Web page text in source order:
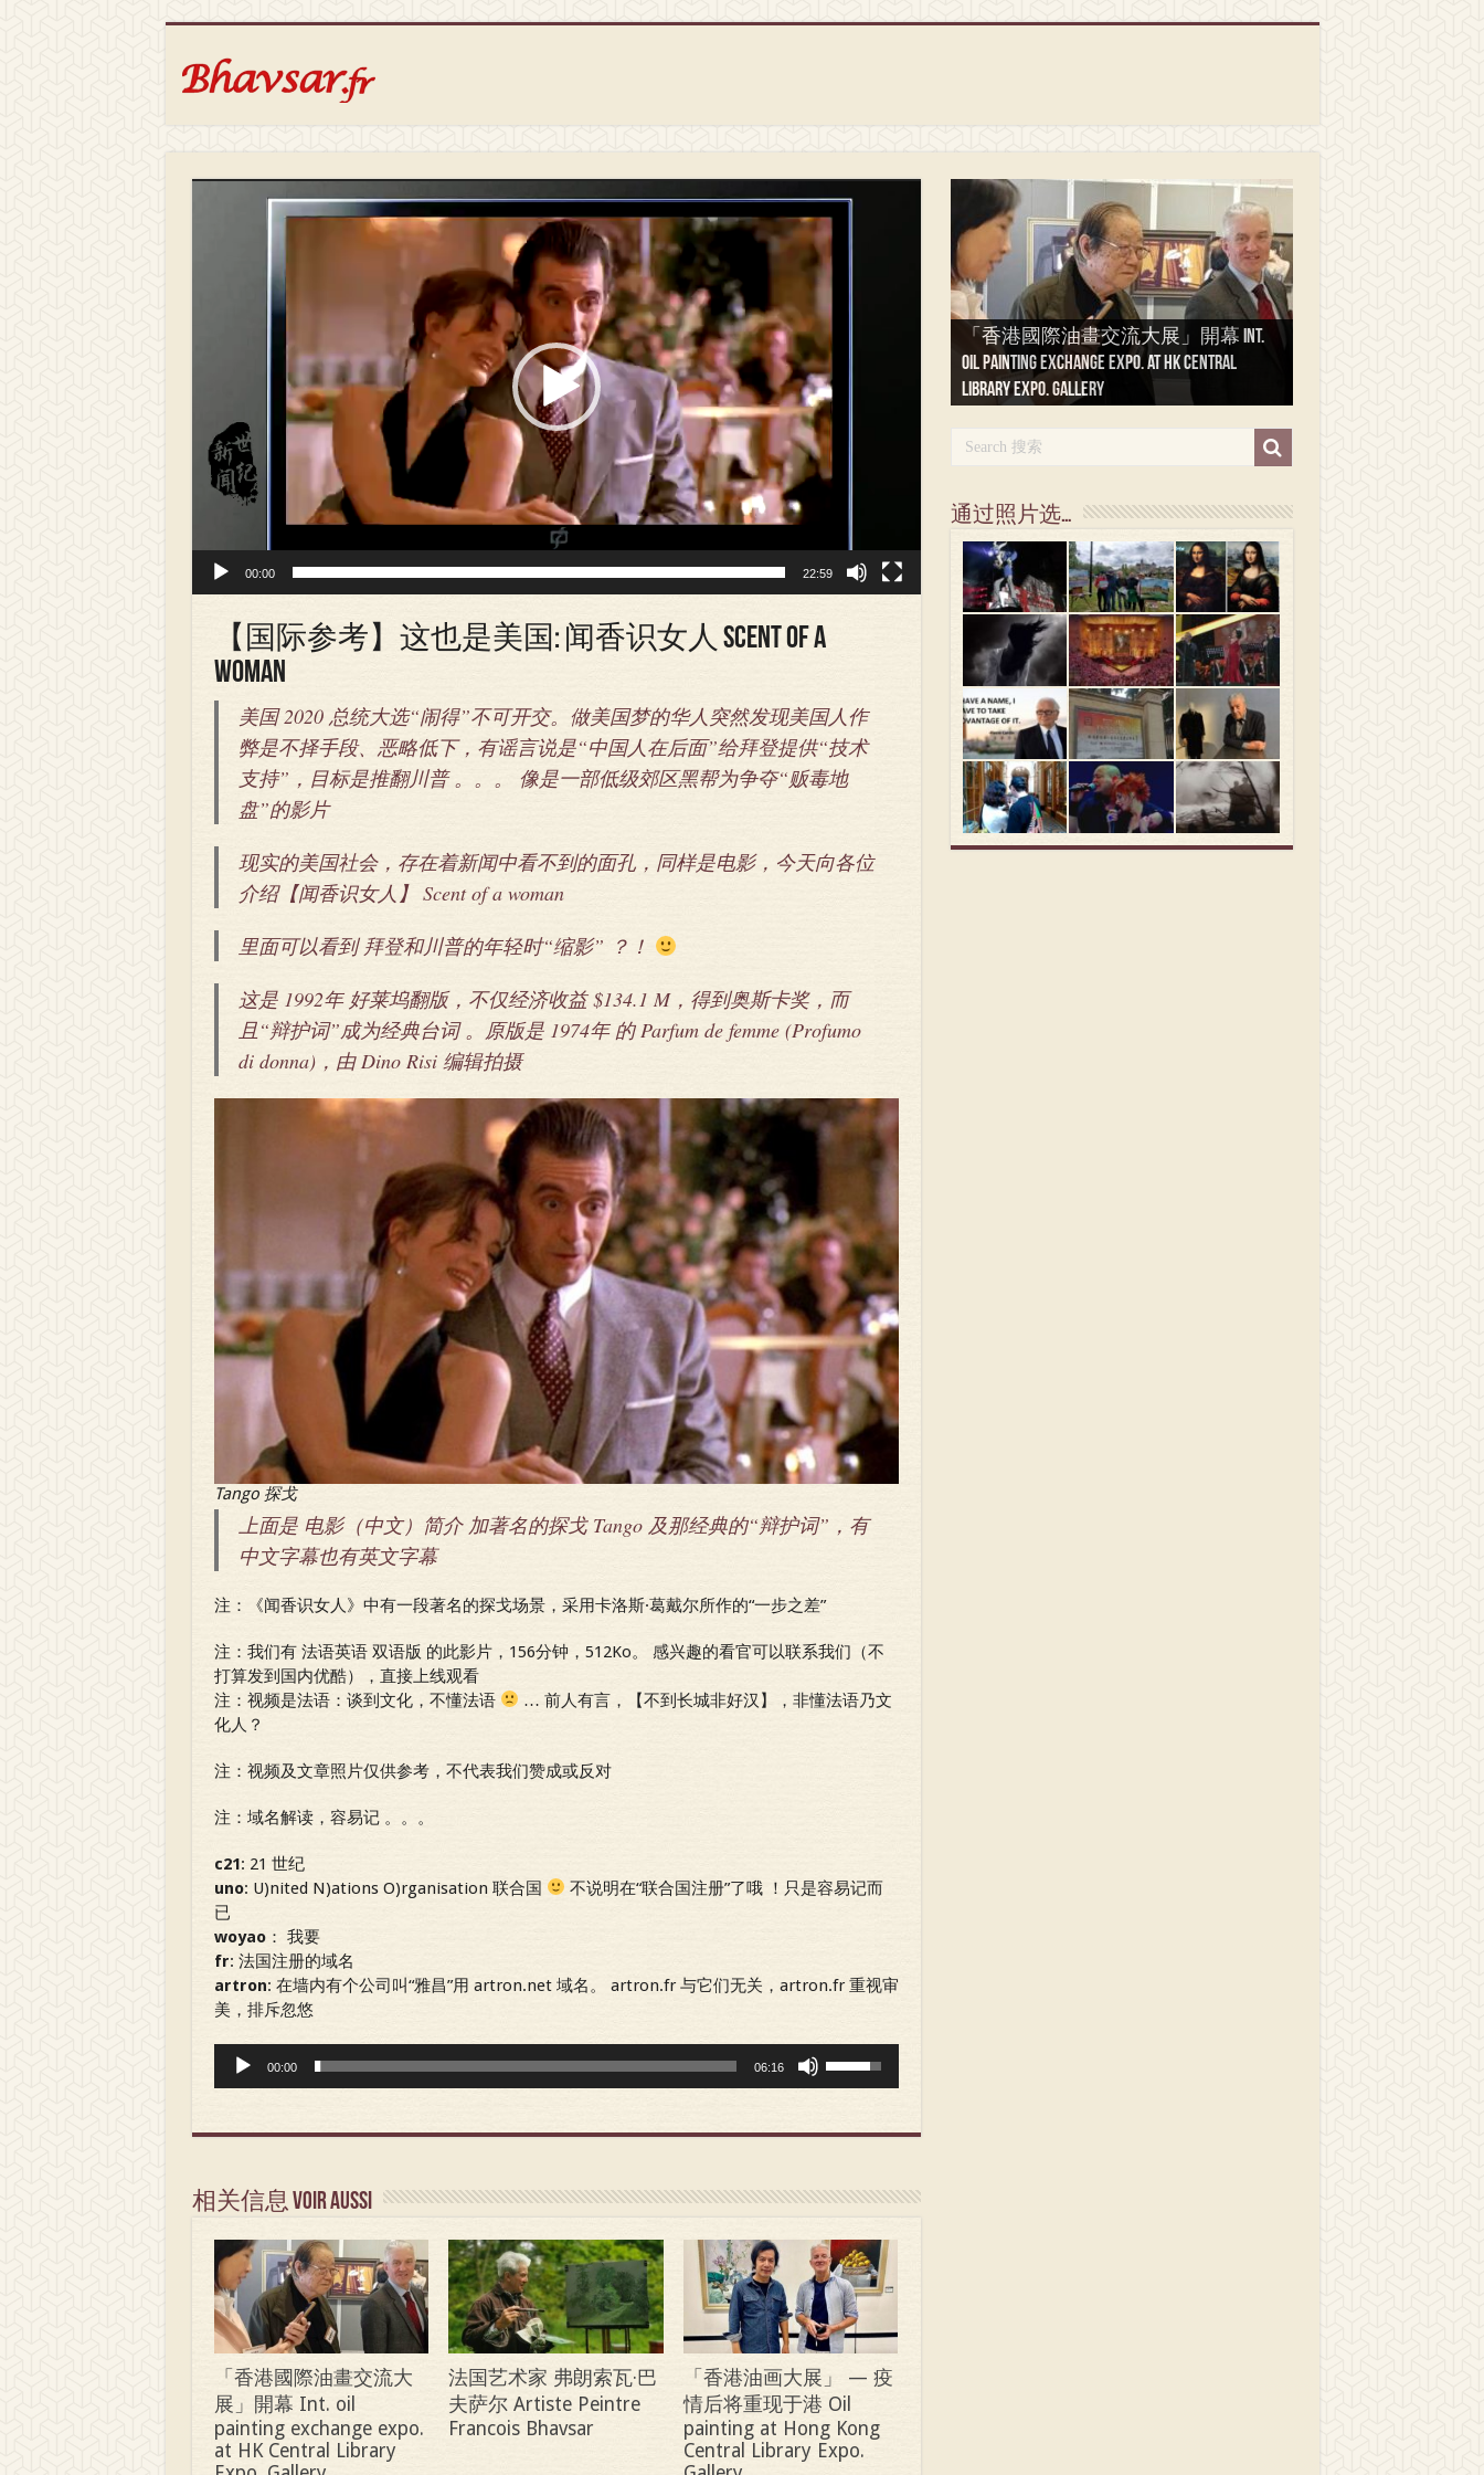
Video
00:00 22:59
【国际参考】这也是美国: 闻香识女人 Scent of a
woman
美国 2020 总统大选“闹得”不可开交。做美国梦的华人突然发现美国人作
弊是不择手段、恶略低下，有谣言说是“中国人在后面”给拜登提供“技术
支持”，目标是推翻川普 。。。 像是一部低级郊区黑帮为争夺“贩毒地
盘”的影片
现实的美国社会，存在着新闻中看不到的面孔，同样是电影，今天向各位
介绍【闻香识女人】 Scent of a woman
里面可以看到 拜登和川普的年轻时“缩影” ？！
这是 1992年 好莱坞翻版，不仅经济收益 $134.1 M，得到奥斯卡奖，而
且“辩护词”成为经典台词 。原版是 1974年 的 Parfum de femme (Profumo
di donna)，由 Dino Risi 编辑拍摄
Tango 探戈
上面是 电影（中文）简介 加著名的探戈 Tango 及那经典的“辩护词”，有
中文字幕也有英文字幕
注：《闻香识女人》中有一段著名的探戈场景，采用卡洛斯·葛戴尔所作的“一步之差”
注：我们有 法语英语 双语版 的此影片，156分钟，512Ko。 感兴趣的看官可以联系我们（不
打算发到国内优酷），直接上线观看
注：视频是法语：谈到文化，不懂法语
… 前人有言，【不到长城非好汉】，非懂法语乃文
化人？
注：视频及文章照片仅供参考，不代表我们赞成或反对
注：域名解读，容易记 。。。
c21: 21 世纪
uno: U)nited N)ations O)rganisation 联合国
不说明在“联合国注册”了哦 ！只是容易记而
已
woyao： 我要
fr: 法国注册的域名
artron: 在墙内有个公司叫“雅昌”用 artron.net 域名。 artron.fr 与它们无关，artron.fr 重视审
美，排斥忽悠
Audio
Player
00:00 06:16
or
volume.
相关信息 Voir aussi
「香港國際油畫交流大
展」開幕 Int. oil
painting exchange expo.
at HK Central Library
法国艺术家 弗朗索瓦·巴
夫萨尔 Artiste Peintre
Francois Bhavsar
「香港油画大展」 — 疫
情后将重现于港 Oil
painting at Hong Kong
Central Library Expo.
「香港國際油畫交流大展」開幕 Int.
oil painting exchange expo. at HK Central
Library Expo. Gallery
法国艺术家 弗朗索瓦·巴夫萨尔 Artiste
Peintre Francois Bhavsar
「香港油画大展」 — 疫情后将重现
于港 Oil painting at Hong Kong Central Library
Expo. Gallery
沙特阿拉伯【旅游写生一个月】
Peindre en Djeddah
布列塔尼【写生】( 2 ) Peindre en
Bretagne
布列塔尼【写生】( 1 ) Peindre en
Bretagne
通过照片选…